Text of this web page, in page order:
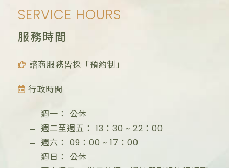
SERVICE HOURS
服務時間
諮商服務皆採「預約制」
行政時間
週一：
公休
週二至週五： 13：30 ~ 22：00
週六： 09：00 ~ 17：00
週日：
公休